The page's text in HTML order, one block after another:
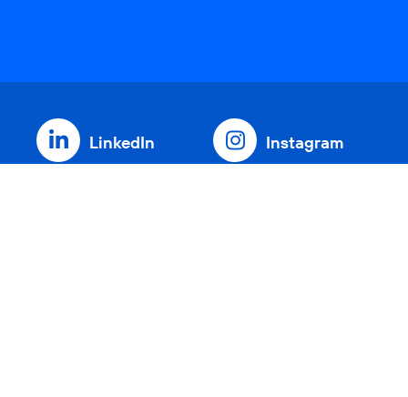
LinkedIn Instagram